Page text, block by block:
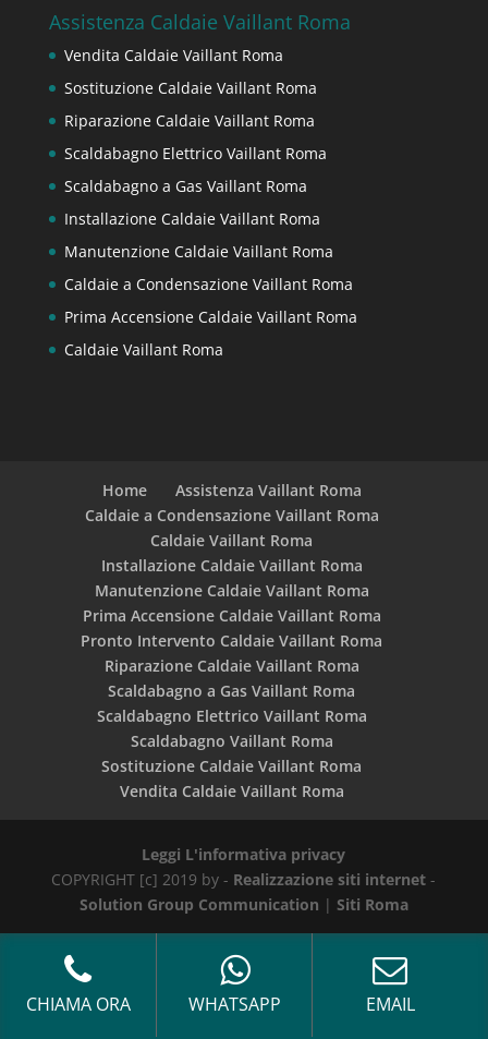
Assistenza Caldaie Vaillant Roma
Vendita Caldaie Vaillant Roma
Sostituzione Caldaie Vaillant Roma
Riparazione Caldaie Vaillant Roma
Scaldabagno Elettrico Vaillant Roma
Scaldabagno a Gas Vaillant Roma
Installazione Caldaie Vaillant Roma
Manutenzione Caldaie Vaillant Roma
Caldaie a Condensazione Vaillant Roma
Prima Accensione Caldaie Vaillant Roma
Caldaie Vaillant Roma
Home
Assistenza Vaillant Roma
Caldaie a Condensazione Vaillant Roma
Caldaie Vaillant Roma
Installazione Caldaie Vaillant Roma
Manutenzione Caldaie Vaillant Roma
Prima Accensione Caldaie Vaillant Roma
Pronto Intervento Caldaie Vaillant Roma
Riparazione Caldaie Vaillant Roma
Scaldabagno a Gas Vaillant Roma
Scaldabagno Elettrico Vaillant Roma
Scaldabagno Vaillant Roma
Sostituzione Caldaie Vaillant Roma
Vendita Caldaie Vaillant Roma
Leggi L'informativa privacy
COPYRIGHT [c] 2019 by - Realizzazione siti internet -
Solution Group Communication | Siti Roma
CHIAMA ORA WHATSAPP EMAIL